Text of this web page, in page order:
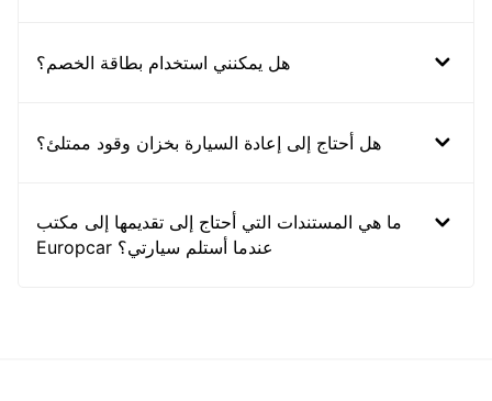
هل يمكنني استخدام بطاقة الخصم؟
هل أحتاج إلى إعادة السيارة بخزان وقود ممتلئ؟
ما هي المستندات التي أحتاج إلى تقديمها إلى مكتب
Europcar عندما أستلم سيارتي؟